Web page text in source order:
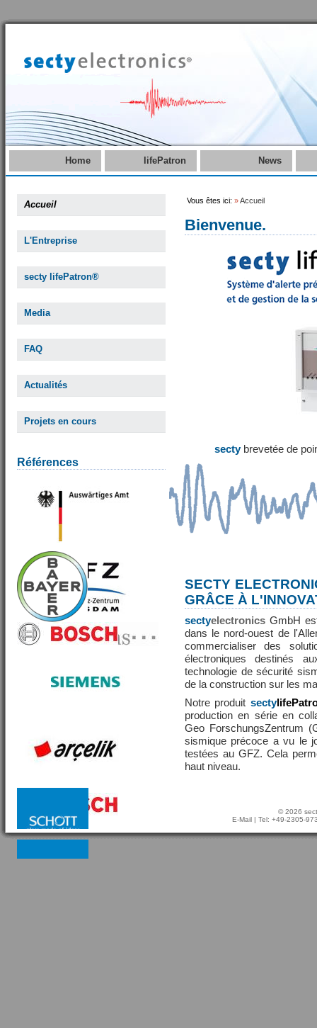
Home lifePatron News
Accueil
L'Entreprise
secty lifePatron®
Media
FAQ
Actualités
Projets en cours
Références
Vous êtes ici: »Accueil
Bienvenue.
secty brevetée de
SECTY
GRÂCE À
sectyelectronics GmbH
dans le nord-ouest de
commercialiser des
électroniques destinés
technologie de sécurité
de la construction sur les
Notre produit secty
production en série en
Geo ForschungsZentrum
sismique précoce a vu le
testées au GFZ. Cela
haut niveau.
© 2026
E-Mail | Tel: +49-2305-